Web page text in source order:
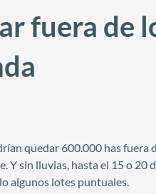
fuera de
quedar 600.000 has fuera
Y sin lluvias, hasta el 15 o 20
algunos lotes puntuales.